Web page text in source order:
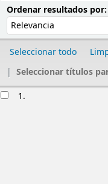
Ordenar resultados por:
Seleccionar todo
Seleccionar títulos
1.